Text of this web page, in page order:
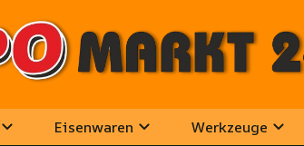
Eisenwaren Werkzeuge